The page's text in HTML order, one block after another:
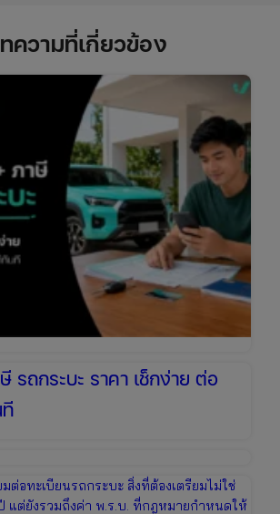
ความที่เกี่ยวข้อง
รถกระบะ ราคา เช็กง่าย ต่อ
ต่อทะเบียนรถกระบะ สิ่งที่ต้องเตรียมไม่ใช่
แต่ยังรวมถึงค่า พ.ร.บ. ที่กฎหมายกำหนดให้